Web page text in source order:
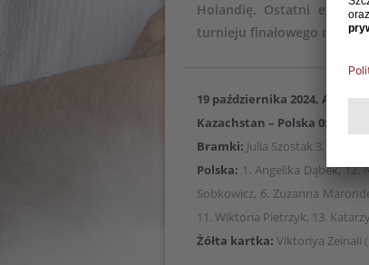
Holandię. Ostatni etap
turnieju finałowego
19 października 2024, Astana
Kazachstan – Polska 0:7
Bramki: Julia Szostak 3, Agata
Polska: 1. Angelika Dąbek, 12.
Sobkowicz, 6. Zuzanna
11. Wiktoria Pietrzyk, 13.
Żółta kartka: Viktoriya Zeinali